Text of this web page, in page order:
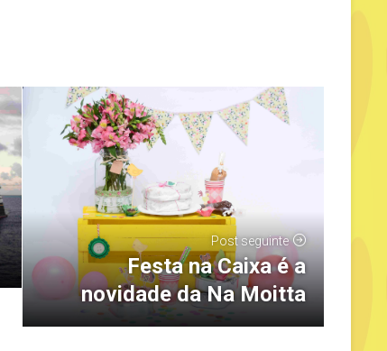
Post seguinte
Festa na Caixa é a
novidade da Na Moitta